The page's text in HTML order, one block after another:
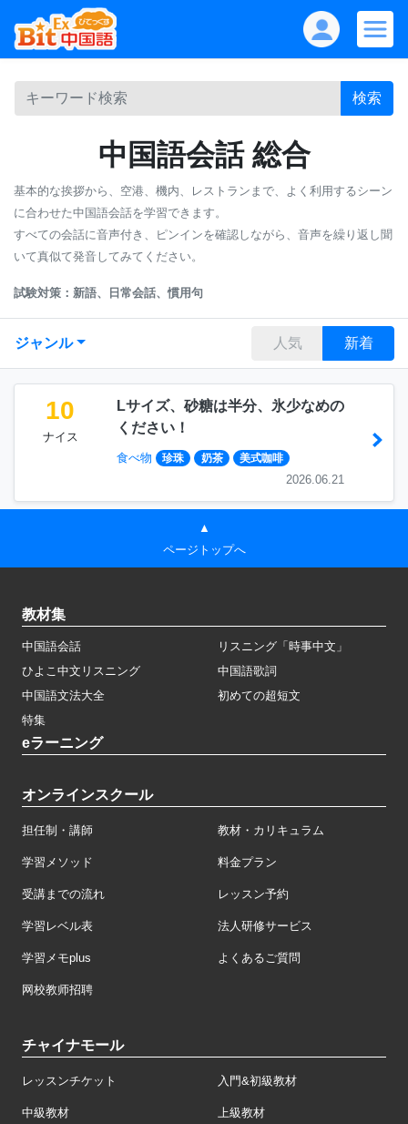
検索
中国語会話 総合
基本的な挨拶から、空港、機内、レストランまで、よく利用するシーン
に合わせた中国語会話を学習できます。
すべての会話に音声付き、ピンインを確認しながら、音声を繰り返し聞
いて真似て発音してみてください。
試験対策：新語、日常会話、慣用句
ジャンル 人気 新着
10
ナイス
Lサイズ、砂糖は半分、氷少なめの
ください！
食べ物 珍珠 奶茶 美式咖啡
2026.06.21
▲
ページトップへ
教材集
中国語会話
リスニング「時事中文」
ひよこ中文リスニング
中国語歌詞
中国語文法大全
初めての超短文
特集
eラーニング
オンラインスクール
担任制・講師 教材・カリキュラム
学習メソッド 料金プラン
受講までの流れ レッスン予約
学習レベル表 法人研修サービス
学習メモplus よくあるご質問
网校教师招聘
チャイナモール
レッスンチケット 入門&初級教材
中級教材 上級教材